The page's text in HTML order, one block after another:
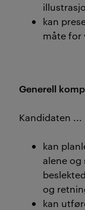
kan
måte for
Generell
Kandidaten ...
kan
alene og
og
kan